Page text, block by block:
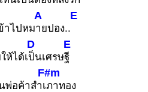
าไปหม
A
ายปอง..
E
ห้ได้เ
D
ป็นเศรษ
E
ฐี
พ่อค้าสำเ
F#m
ภาทอง